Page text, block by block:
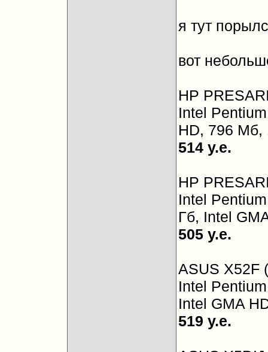
я тут
вот
HP
Intel
HD, 796 Мб,
514 у.е.
HP
Intel
Гб, Intel
505 у.е.
ASUS X52F
Intel
Intel GMA
519 у.е.